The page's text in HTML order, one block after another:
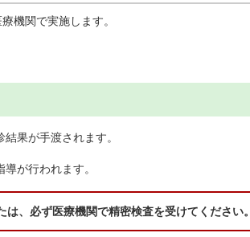
機関で実施します。
果が手渡されます。
が行われます。
、必ず医療機関で精密検査を受けてください。